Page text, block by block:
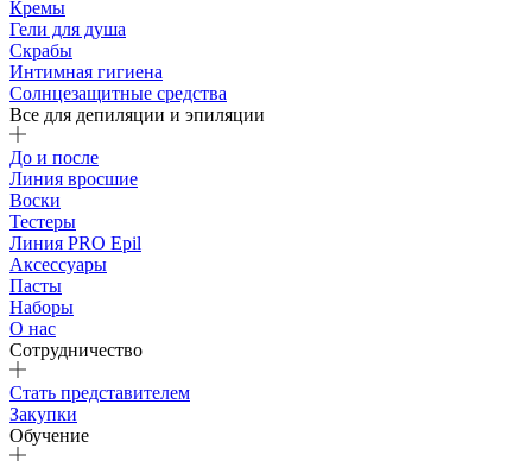
Кремы
Гели для душа
Скрабы
Интимная гигиена
Солнцезащитные средства
Все для депиляции и эпиляции
До и после
Линия вросшие
Воски
Тестеры
Линия PRO Epil
Аксессуары
Пасты
Наборы
О нас
Сотрудничество
Стать представителем
Закупки
Обучение